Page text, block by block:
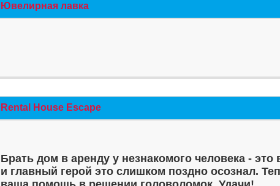
Ювелирная лавка
Rental House Escape
Брать дом в аренду у незнакомого человека - это
и главный герой это слишком поздно осознал.